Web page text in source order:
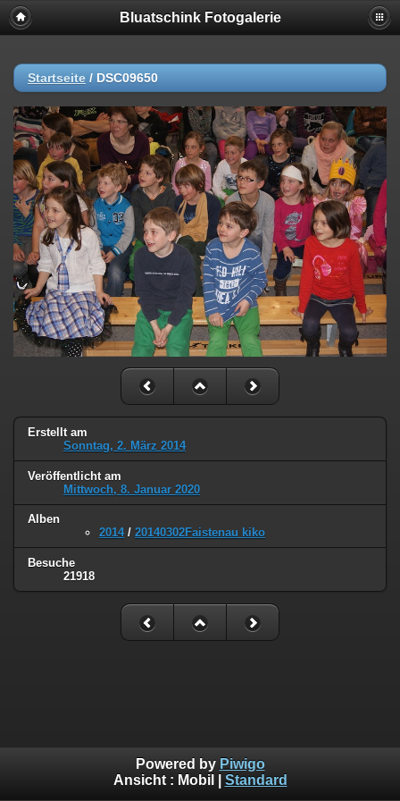
Bluatschink Fotogalerie
Startseite / DSC09650
Erstellt am
Sonntag, 2. März 2014
Veröffentlicht am
Mittwoch, 8. Januar 2020
Alben
2014/ 20140302Faistenau kiko
Besuche
21918
Powered by Piwigo
Ansicht : Mobil Standard